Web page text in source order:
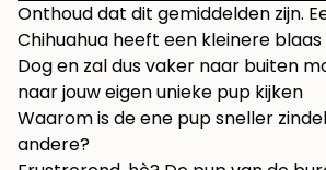
Onthoud dat dit gemiddelden zijn.
Chihuahua heeft een kleinere
Dog en zal dus vaker naar buiten
naar jouw eigen unieke pup kijken
Waarom is de ene pup sneller
andere?